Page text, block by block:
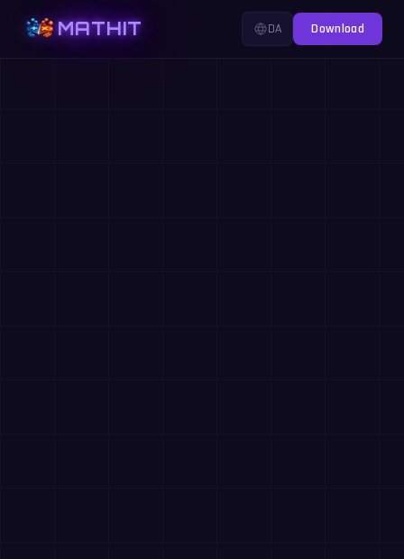
MATHIT DA Download